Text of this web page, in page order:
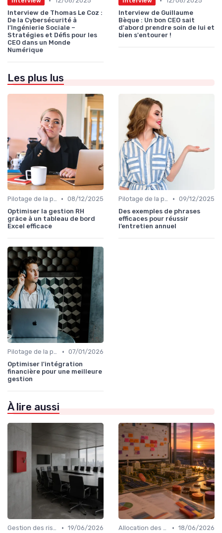
Interview de Thomas Le Coz :
De la Cybersécurité à
l'Ingénierie Sociale –
Stratégies et Défis pour les
CEO dans un Monde
Numérique
Interview de Guillaume
Bèque : Un bon CEO sait
d'abord prendre soin de lui et
bien s'entourer !
Les plus lus
Pilotage de la performance globale • 08/12/2025
Optimiser la gestion RH
grâce à un tableau de bord
Excel efficace
Pilotage de la performance globale • 09/12/2025
Des exemples de phrases
efficaces pour réussir
l’entretien annuel
Pilotage de la performance globale • 07/01/2026
Optimiser l'intégration
financière pour une meilleure
gestion
À lire aussi
Gestion des risques & résilience • 19/06/2026
Allocation des ressources • 18/06/2026